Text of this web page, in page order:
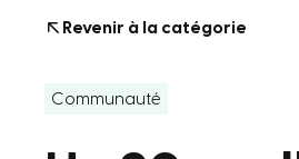
Revenir à la catégorie
Communauté